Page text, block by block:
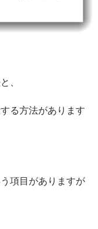
、
る方法があります
項目がありますが